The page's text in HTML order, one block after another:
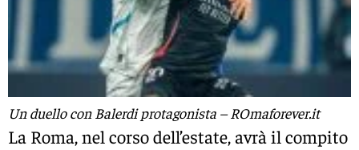
Un duello con Balerdi protagonista – ROmaforever.it
La Roma, nel corso dell’estate, avrà il compito